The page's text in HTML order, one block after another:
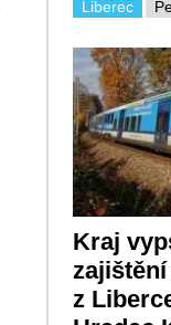
Liberec
Kraj
z